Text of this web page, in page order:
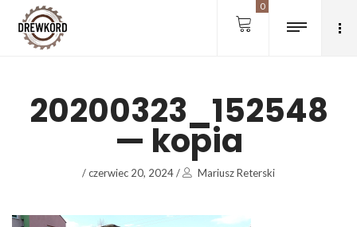
0
20200323_152548
— kopia
/czerwiec 20, 2024/ Mariusz Reterski